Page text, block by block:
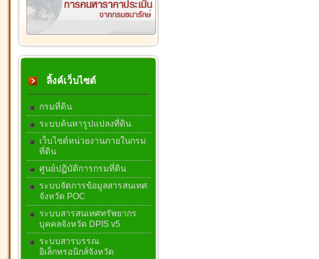
ลิ้งค์เว็บไซต์
กรมที่ดิน
ระบบค้นหารูปแปลงที่ดิน
เว็บไซต์หน่วยงานภายในกรม
ที่ดิน
ศูนย์ปฏิบัติการกรมที่ดิน
ระบบจัดการข้อมูลสารสนเทศ
จังหวัด POC
ระบบสารสนเทศทรัพยากร
บุคคลจังหวัด DPIS v5
ระบบสารบรรณ
อิเล็กทรอนิกส์จังหวัด